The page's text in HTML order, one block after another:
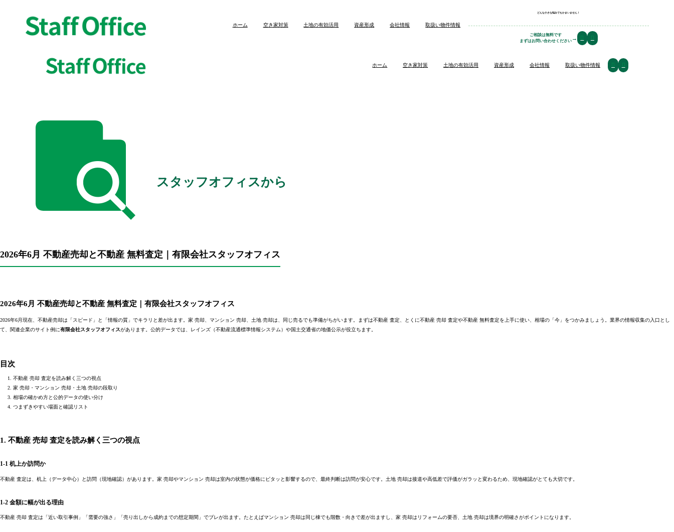
ホーム 空き家対策 土地の有効活用 資産形成 会社情報 取扱い物件情報
どんな小さな悩みでもかまいません！
ご相談は無料です
まずはお問い合わせください →
ホーム 空き家対策 土地の有効活用 資産形成 会社情報 取扱い物件情報
スタッフオフィスから
2026年6月 不動産売却と不動産 無料査定｜有限会社スタッフオフィス
2026年6月 不動産売却と不動産 無料査定｜有限会社スタッフオフィス
2026年6月現在、不動産売却は「スピード」と「情報の質」でキラリと差が出ます。家 売却、マンション 売却、土地 売却は、同じ売るでも準備がちがいます。まずは不動産 査定、とくに不動産 売却 査定や不動産 無料査定を上手に使い、相場の「今」をつかみましょう。業界の情報収集の入口とし
て、関連企業のサイト例に有限会社スタッフオフィスがあります。公的データでは、レインズ（不動産流通標準情報システム）や国土交通省の地価公示が役立ちます。
目次
不動産 売却 査定を読み解く三つの視点
家 売却・マンション 売却・土地 売却の段取り
相場の確かめ方と公的データの使い分け
つまずきやすい場面と確認リスト
1. 不動産 売却 査定を読み解く三つの視点
1-1 机上か訪問か
不動産 査定は、机上（データ中心）と訪問（現地確認）があります。家 売却やマンション 売却は室内の状態が価格にピタッと影響するので、最終判断は訪問が安心です。土地 売却は接道や高低差で評価がガラッと変わるため、現地確認がとても大切です。
1-2 金額に幅が出る理由
不動産 売却 査定は「近い取引事例」「需要の強さ」「売り出しから成約までの想定期間」でブレが出ます。たとえばマンション 売却は同じ棟でも階数・向きで差が出ますし、家 売却はリフォームの要否、土地 売却は境界の明確さがポイントになります。
空き家対策